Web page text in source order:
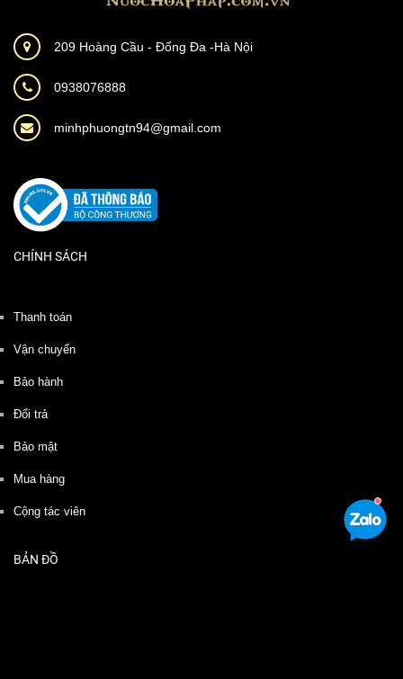
209 Hoàng Cầu - Đống Đa -Hà Nội
0938076888
minhphuongtn94@gmail.com
CHÍNH SÁCH
Thanh toán
Vận chuyển
Bảo hành
Đổi trả
Bảo mật
Mua hàng
Cộng tác viên
BẢN ĐỒ